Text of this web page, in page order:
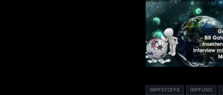
IMPFSTOFFE IMPFUNG